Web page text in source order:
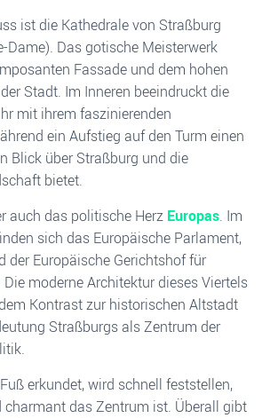
ist die Kathedrale von Straßburg
Dame). Das gotische Meisterwerk
Fassade und dem hohen
Stadt. Im Inneren beeindruckt die
mit ihrem faszinierenden
ein Aufstieg auf den Turm einen
Blick über Straßburg und die
bietet.
auch das politische Herz Europas. Im
sich das Europäische Parlament,
der Europäische Gerichtshof für
moderne Architektur dieses Viertels
Kontrast zur historischen Altstadt
Straßburgs als Zentrum der
erkundet, wird schnell feststellen,
das Zentrum ist. Überall gibt